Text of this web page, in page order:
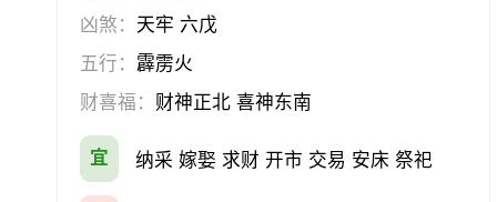
经络 酝酿 造车器
赴任 立券 置产 出货财
凶煞： 天牢 六戊
五行： 霹雳火
财喜福： 财神正北 喜神东南
宜 纳采 嫁娶 求财 开市 交易 安床 祭祀